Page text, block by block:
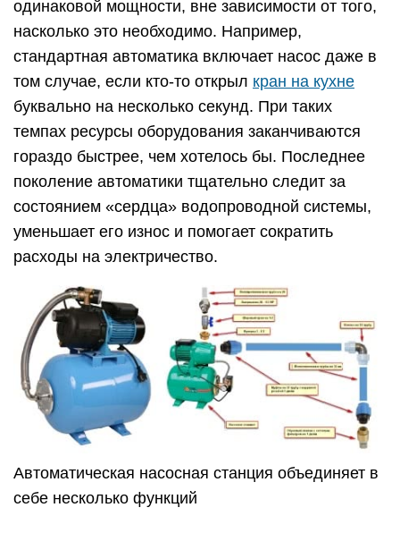
одинаковой мощности, вне зависимости от того,
насколько это необходимо. Например,
стандартная автоматика включает насос даже в
том случае, если кто-то открыл кран на кухне
буквально на несколько секунд. При таких
темпах ресурсы оборудования заканчиваются
гораздо быстрее, чем хотелось бы. Последнее
поколение автоматики тщательно следит за
состоянием «сердца» водопроводной системы,
уменьшает его износ и помогает сократить
расходы на электричество.
Автоматическая насосная станция объединяет в
себе несколько функций